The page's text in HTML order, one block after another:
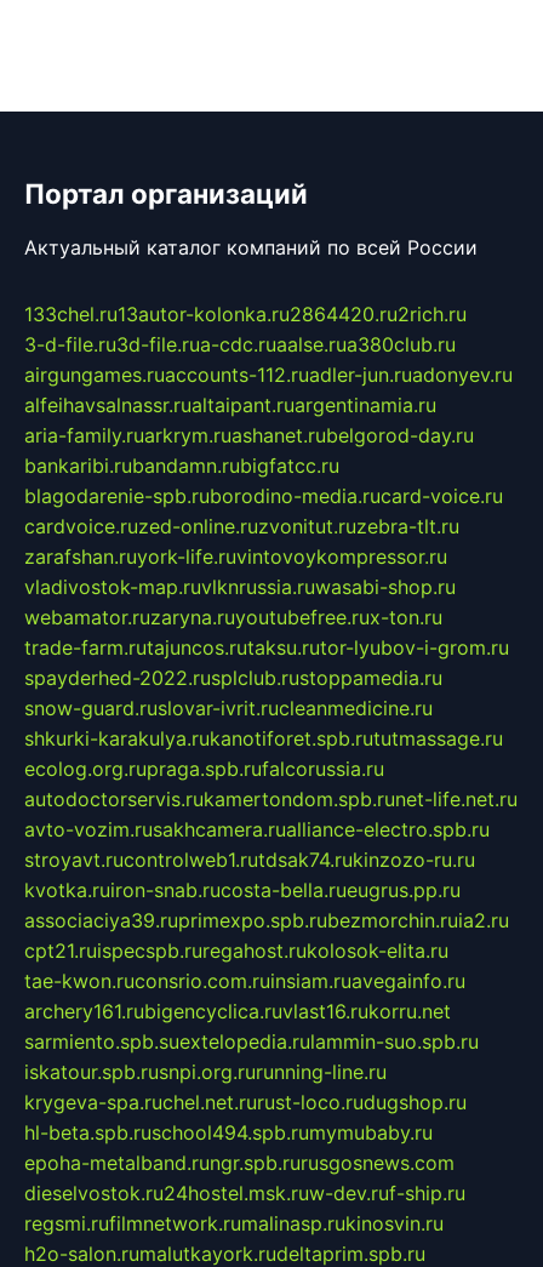
Портал организаций
Актуальный каталог компаний по всей России
133chel.ru13autor-kolonka.ru2864420.ru2rich.ru
3-d-file.ru3d-file.rua-cdc.ruaalse.rua380club.ru
airgungames.ruaccounts-112.ruadler-jun.ruadonyev.ru
alfeihavsalnassr.rualtaipant.ruargentinamia.ru
aria-family.ruarkrym.ruashanet.rubelgorod-day.ru
bankaribi.rubandamn.rubigfatcc.ru
blagodarenie-spb.ruborodino-media.rucard-voice.ru
cardvoice.ruzed-online.ruzvonitut.ruzebra-tlt.ru
zarafshan.ruyork-life.ruvintovoykompressor.ru
vladivostok-map.ruvlknrussia.ruwasabi-shop.ru
webamator.ruzaryna.ruyoutubefree.rux-ton.ru
trade-farm.rutajuncos.rutaksu.rutor-lyubov-i-grom.ru
spayderhed-2022.rusplclub.rustoppamedia.ru
snow-guard.ruslovar-ivrit.rucleanmedicine.ru
shkurki-karakulya.rukanotiforet.spb.rututmassage.ru
ecolog.org.rupraga.spb.rufalcorussia.ru
autodoctorservis.rukamertondom.spb.runet-life.net.ru
avto-vozim.rusakhcamera.rualliance-electro.spb.ru
stroyavt.rucontrolweb1.rutdsak74.rukinzozo-ru.ru
kvotka.ruiron-snab.rucosta-bella.rueugrus.pp.ru
associaciya39.ruprimexpo.spb.rubezmorchin.ruia2.ru
cpt21.ruispecspb.ruregahost.rukolosok-elita.ru
tae-kwon.ruconsrio.com.ruinsiam.ruavegainfo.ru
archery161.rubigencyclica.ruvlast16.rukorru.net
sarmiento.spb.suextelopedia.rulammin-suo.spb.ru
iskatour.spb.rusnpi.org.rurunning-line.ru
krygeva-spa.ruchel.net.rurust-loco.rudugshop.ru
hl-beta.spb.ruschool494.spb.rumymubaby.ru
epoha-metalband.rungr.spb.rurusgosnews.com
dieselvostok.ru24hostel.msk.ruw-dev.ruf-ship.ru
regsmi.rufilmnetwork.rumalinasp.rukinosvin.ru
h2o-salon.rumalutkayork.rudeltaprim.spb.ru